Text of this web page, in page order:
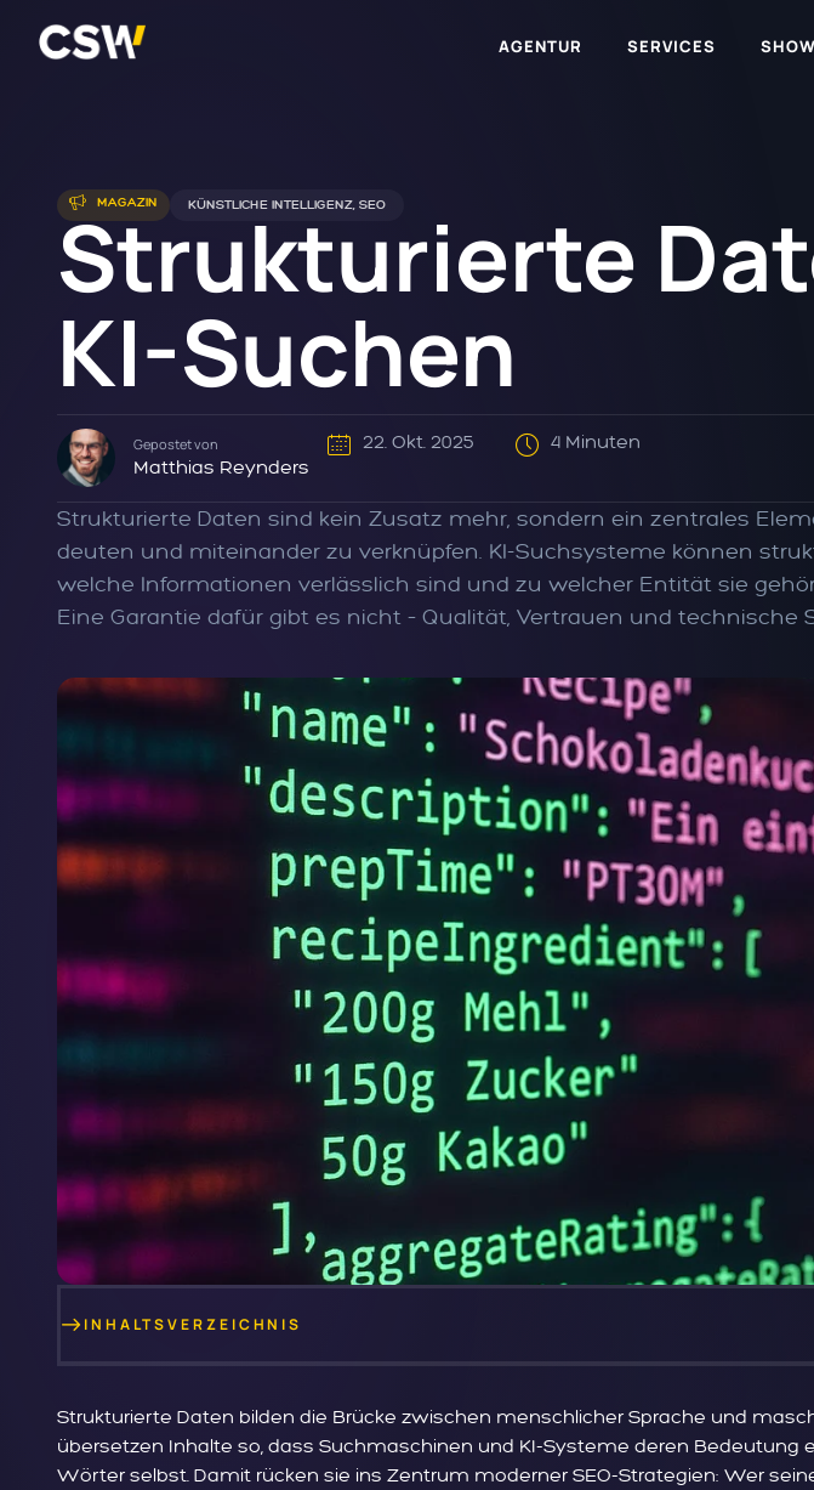
AGENTUR SERVICES
MAGAZIN KÜNSTLICHE INTELLIGENZ, SEO
Strukturierte
KI-Suchen
Strukturierte Daten sind kein Zusatz mehr, sondern ein zentrales
deuten und miteinander zu verknüpfen. KI-Suchsysteme können
welche Informationen verlässlich sind und zu welcher Entität sie
Eine Garantie dafür gibt es nicht – Qualität, Vertrauen und technische
Gepostet von
Matthias Reynders
22. Okt. 2025 4 Minuten
INHALTSVERZEICHNIS
Strukturierte Daten bilden die Brücke zwischen menschlicher Sprache und
übersetzen Inhalte so, dass Suchmaschinen und KI-Systeme deren Bedeutung
Wörter selbst. Damit rücken sie ins Zentrum moderner SEO-Strategien: Wer